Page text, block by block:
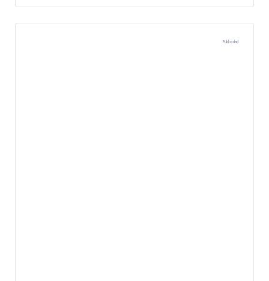
Publicidad